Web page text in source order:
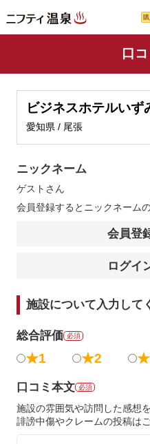
口
ビジネスホテルいず
愛知県 / 尾張
ニックネーム
ゲスト さん
会員登録するとニックネーム
会員登
ログイ
施設について入力して
総合評価 必須
★1 ★2
口コミ本文 必須
施設の雰囲気や訪問した感想
誹謗中傷やクレームの投稿は